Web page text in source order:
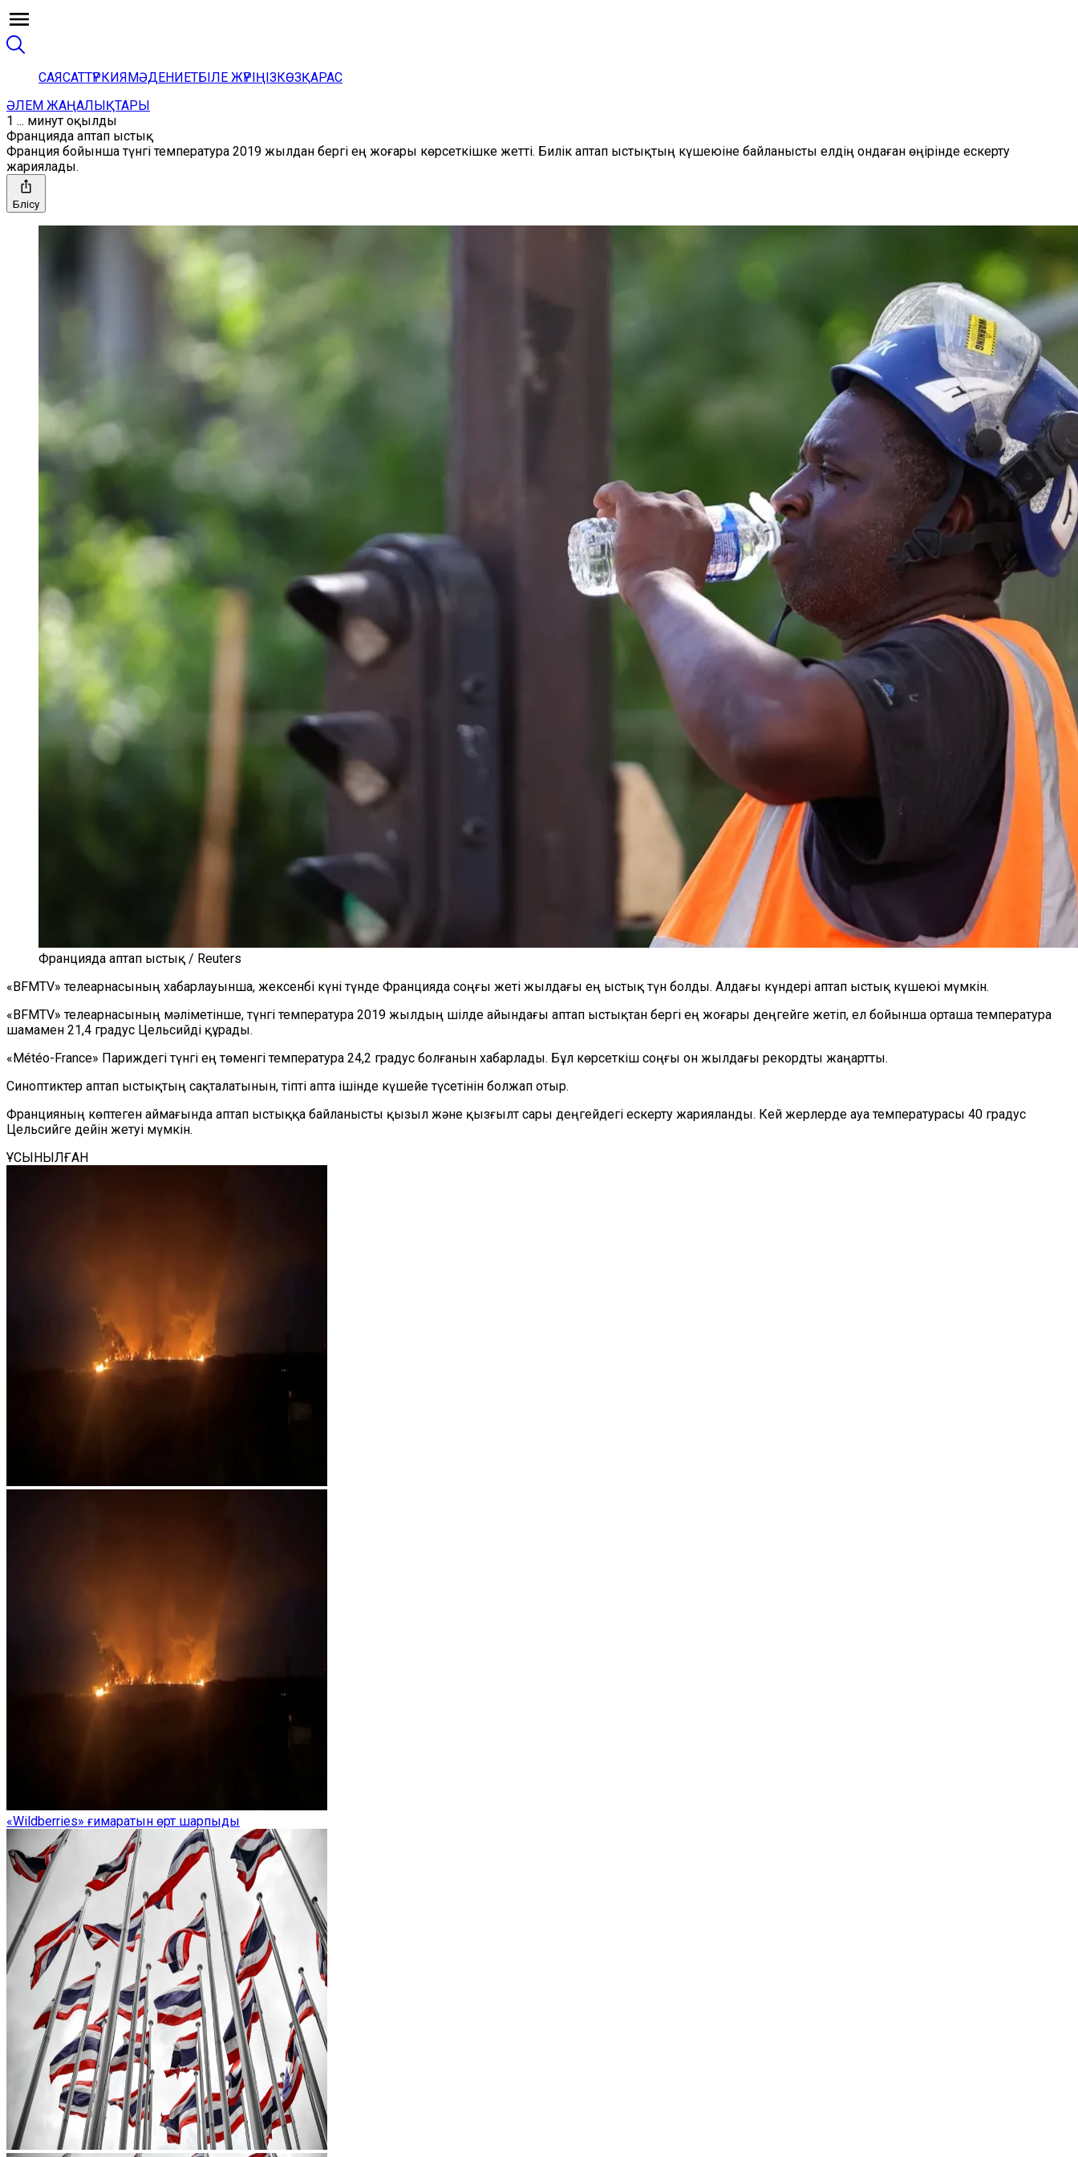
САЯСАТТҮРКИЯМӘДЕНИЕТБІЛЕ ЖҮРІҢІЗКӨЗҚАРАС
ӘЛЕМ ЖАҢАЛЫҚТАРЫ
1 ... минут оқылды
Францияда аптап ыстық
Франция бойынша түнгі температура 2019 жылдан бергі ең жоғары көрсеткішке жетті. Билік аптап ыстықтың күшеюіне байланысты елдің ондаған өңірінде ескерту
жариялады.
Бөлісу
Францияда аптап ыстық / Reuters
«BFMTV» телеарнасының хабарлауынша, жексенбі күні түнде Францияда соңғы жеті жылдағы ең ыстық түн болды. Алдағы күндері аптап ыстық күшеюі мүмкін.
«BFMTV» телеарнасының мәліметінше, түнгі температура 2019 жылдың шілде айындағы аптап ыстықтан бергі ең жоғары деңгейге жетіп, ел бойынша орташа температура
шамамен 21,4 градус Цельсийді құрады.
«Météo-France» Париждегі түнгі ең төменгі температура 24,2 градус болғанын хабарлады. Бұл көрсеткіш соңғы он жылдағы рекордты жаңартты.
Синоптиктер аптап ыстықтың сақталатынын, тіпті апта ішінде күшейе түсетінін болжап отыр.
Францияның көптеген аймағында аптап ыстыққа байланысты қызыл және қызғылт сары деңгейдегі ескерту жарияланды. Кей жерлерде ауа температурасы 40 градус
Цельсийге дейін жетуі мүмкін.
ҰСЫНЫЛҒАН
«Wildberries» ғимаратын өрт шарпыды